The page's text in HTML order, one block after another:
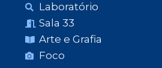
Laboratório
Sala 33
Arte e Grafia
Foco